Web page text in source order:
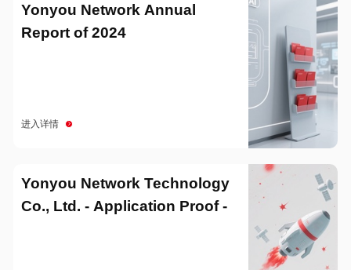
Yonyou Network Annual
Report of 2024
进入详情
Yonyou Network Technology
Co., Ltd. - Application Proof -